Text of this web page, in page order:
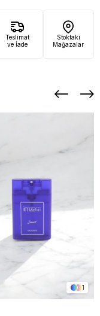
Teslimat
ve İade
Stoktaki
Mağazalar
1